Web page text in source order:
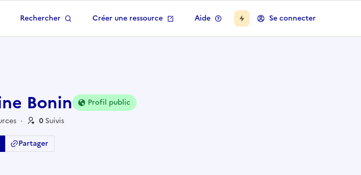
Rechercher Créer une ressource Aide Se connecter
Bonin
Profil public
s · 0 Suivis
Partager